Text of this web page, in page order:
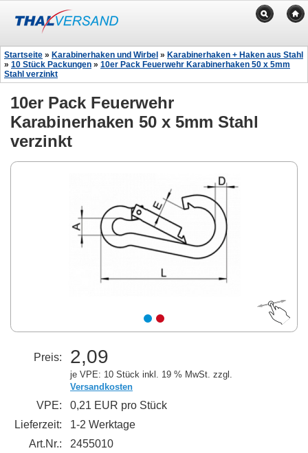
Startseite » Karabinerhaken und Wirbel » Karabinerhaken + Haken aus Stahl
» 10 Stück Packungen » 10er Pack Feuerwehr Karabinerhaken 50 x 5mm
Stahl verzinkt
10er Pack Feuerwehr
Karabinerhaken 50 x 5mm Stahl
verzinkt
Preis: 2,09
je VPE: 10 Stück inkl. 19 % MwSt. zzgl.
Versandkosten
VPE:
0,21 EUR pro Stück
Lieferzeit:
1-2 Werktage
Art.Nr.:
2455010